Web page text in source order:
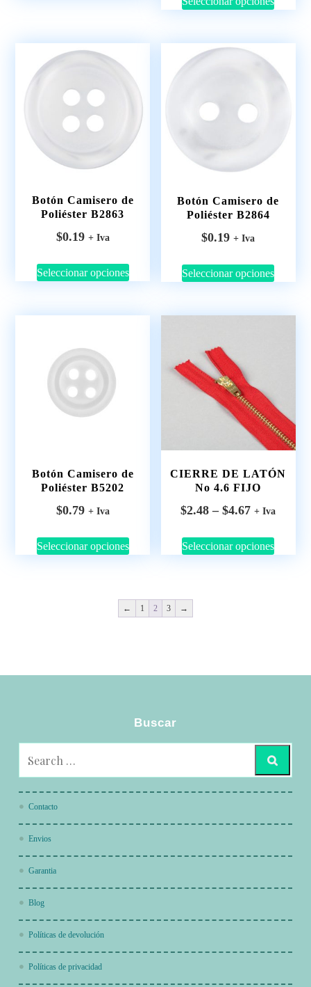
Botón Camisero de
Poliéster B2863
$0.19 + Iva
Seleccionar opciones
Botón Camisero de
Poliéster B2864
$0.19 + Iva
Seleccionar opciones
Botón Camisero de
Poliéster B5202
$0.79 + Iva
Seleccionar opciones
CIERRE DE LATÓN
No 4.6 FIJO
$2.48 – $4.67 + Iva
Seleccionar opciones
← 1 2 3 →
Buscar
Contacto
Envios
Garantia
Blog
Políticas de devolución
Políticas de privacidad